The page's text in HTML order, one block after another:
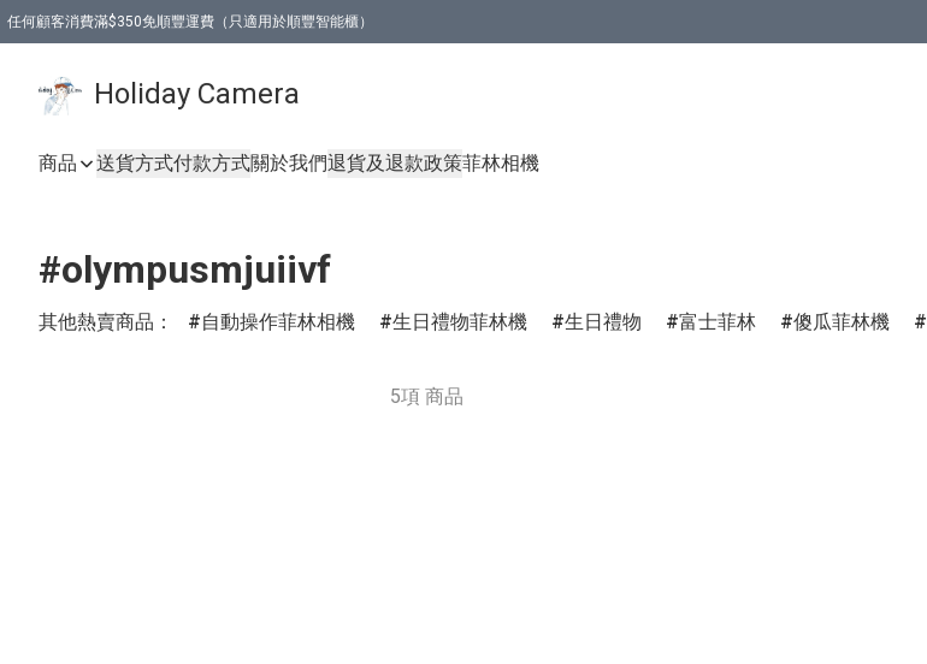
任何顧客消費滿$350免順豐運費（只適用於順豐智能櫃）
Holiday Camera
商品 送貨方式付款方式關於我們退貨及退款政策菲林相機
#olympusmjuiivf
其他熱賣商品： 自動操作菲林相機 生日禮物菲林機 生日禮物 富士菲林 傻瓜菲林機
5項 商品